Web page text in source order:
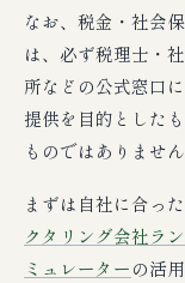
なお、税金・社会
は、必ず税理士・
所などの公式窓口
提供を目的とした
ものではありません
まずは自社に合っ
クタリング会社ラ
ミュレーターの活